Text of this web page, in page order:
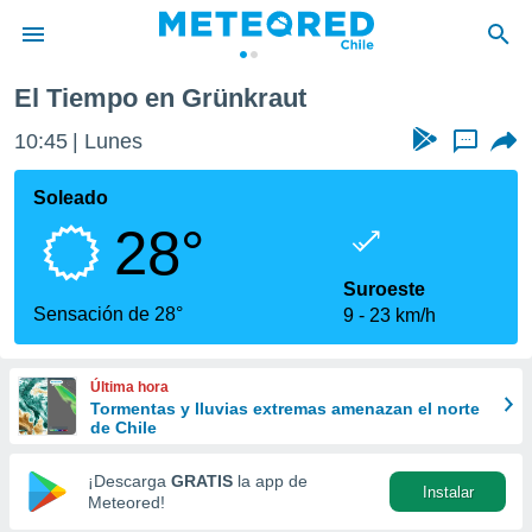
de
por
que se
calidad.
a este
las
y
forma
digital
basada
El Tiempo en Grünkraut
10:45 Lunes ...
Soleado
28°
Sensación de 28°
Suroeste
9
23 km/h
Última hora
Tormentas y lluvias extremas amenazan el norte
de Chile
¡Descarga GRATIS la app de
Meteored!
Instalar